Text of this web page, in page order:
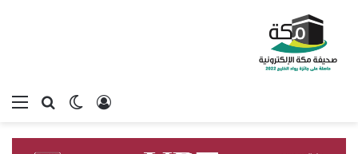
بحثالوضع
تسجيل الدخول